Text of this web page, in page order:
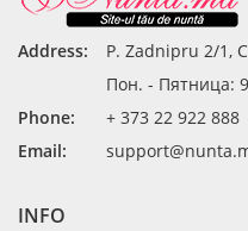
Address:
P. Zadnipru 2/1,
Пон. - Пятница:
Phone:
+ 373 22 922 888
Email:
INFO